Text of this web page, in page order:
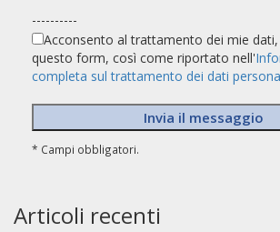
----------
Acconsento al trattamento dei mie
questo form, così come riportato nell'
completa sul trattamento dei dati
* Campi obbligatori.
Articoli recenti